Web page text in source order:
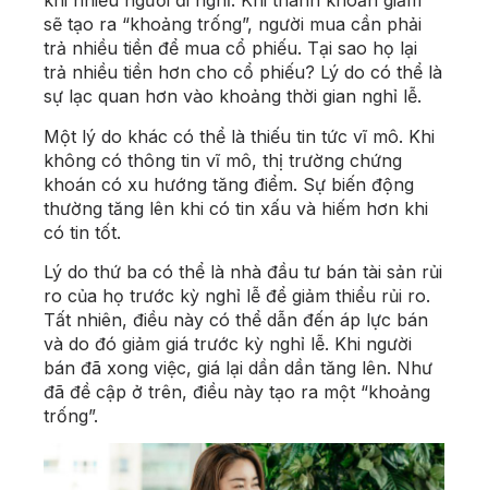
sẽ tạo ra “khoảng trống”, người mua cần phải
trả nhiều tiền để mua cổ phiếu. Tại sao họ lại
trả nhiều tiền hơn cho cổ phiếu? Lý do có thể là
sự lạc quan hơn vào khoảng thời gian nghỉ lễ.
Một lý do khác có thể là thiếu tin tức vĩ mô. Khi
không có thông tin vĩ mô, thị trường chứng
khoán có xu hướng tăng điểm. Sự biến động
thường tăng lên khi có tin xấu và hiếm hơn khi
có tin tốt.
Lý do thứ ba có thể là nhà đầu tư bán tài sản rủi
ro của họ trước kỳ nghỉ lễ để giảm thiểu rủi ro.
Tất nhiên, điều này có thể dẫn đến áp lực bán
và do đó giảm giá trước kỳ nghỉ lễ. Khi người
bán đã xong việc, giá lại dần dần tăng lên. Như
đã đề cập ở trên, điều này tạo ra một “khoảng
trống”.